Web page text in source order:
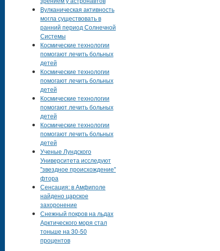
Вулканическая активность
могла существовать в
ранний период Солнечной
Системы
Космические технологии
помогают лечить больных
детей
Космические технологии
помогают лечить больных
детей
Космические технологии
помогают лечить больных
детей
Космические технологии
помогают лечить больных
детей
Ученые Лундского
Университета исследуют
"звездное происхождение"
фтора
Сенсация: в Амфиполе
найдено царское
захоронение
Снежный покров на льдах
Арктического моря стал
тоньше на 30-50
процентов